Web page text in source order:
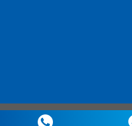
Copyright 2026 ©